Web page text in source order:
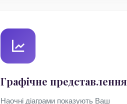
Графічне представлення
Наочні діаграми показують Ваш